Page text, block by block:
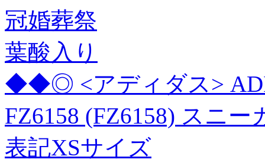
冠婚葬祭
葉酸入り
◆◆◎ <アディダス>
FZ6158 (FZ6158) スニー
表記XSサイズ